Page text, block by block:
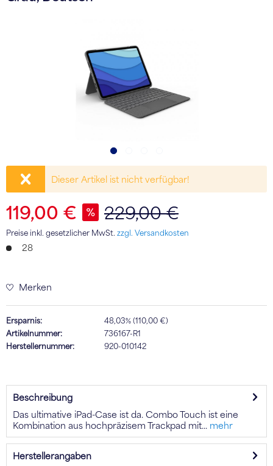
Dieser Artikel ist nicht verfügbar!
119,00 € 229,00 €
Preise inkl. gesetzlicher MwSt. zzgl. Versandkosten
28
Merken
Ersparnis:
48,03% (110,00 €)
Artikelnummer:
736167-R1
Herstellernummer:
920-010142
Beschreibung
Das ultimative iPad-Case ist da. Combo Touch ist eine
Kombination aus hochpräzisem Trackpad mit...
mehr
Herstellerangaben